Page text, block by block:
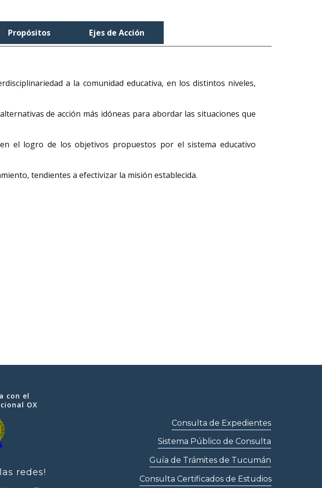
Propósitos Ejes de Acción
a la comunidad educativa, en los distintos niveles,
de acción más idóneas para abordar las situaciones que
el logro de los objetivos propuestos por el sistema educativo
tendientes a efectivizar la misión establecida.
con el
OX
redes!
Guía de Trámites de Tucumán
Consulta de Expedientes
Sistema Público de Consulta
Consulta Certificados de Estudios